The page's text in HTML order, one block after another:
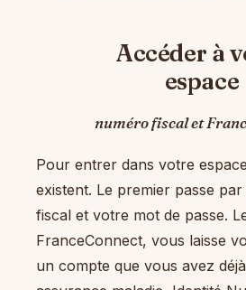
Accéder à
espace
numéro fiscal et
Pour entrer dans votre
existent. Le premier passe
fiscal et votre mot de passe.
FranceConnect, vous laisse
un compte que vous avez